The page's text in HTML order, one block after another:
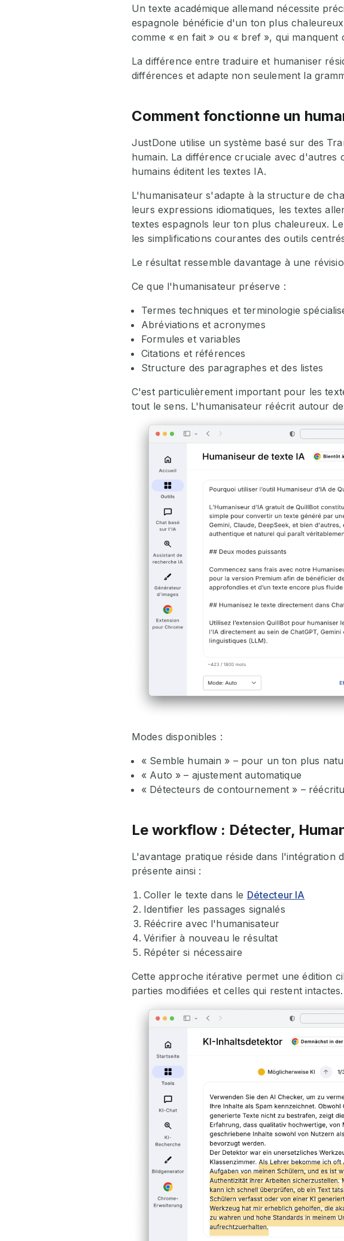
Un texte académique allemand nécessite
espagnole bénéficie d'un ton plus
comme « en fait » ou « bref », qui
La différence entre traduire et humaniser
différences et adapte non seulement la
Comment fonctionne un
JustDone utilise un système basé sur des
humain. La différence cruciale avec d'autres
humains éditent les textes IA.
L'humanisateur s'adapte à la structure de
leurs expressions idiomatiques, les textes
textes espagnols leur ton plus chaleureux.
les simplifications courantes des outils
Le résultat ressemble davantage à une
Ce que l'humanisateur préserve :
Termes techniques et terminologie
Abréviations et acronymes
Formules et variables
Citations et références
Structure des paragraphes et des listes
C'est particulièrement important pour les
tout le sens. L'humanisateur réécrit autour
Modes disponibles :
« Semble humain » – pour un ton plus
« Auto » – ajustement automatique
« Détecteurs de contournement » –
Le workflow : Détecter,
L'avantage pratique réside dans
présente ainsi :
Coller le texte dans le Détecteur IA
Identifier les passages signalés
Réécrire avec l'humanisateur
Vérifier à nouveau le résultat
Répéter si nécessaire
Cette approche itérative permet une édition
parties modifiées et celles qui restent intactes.